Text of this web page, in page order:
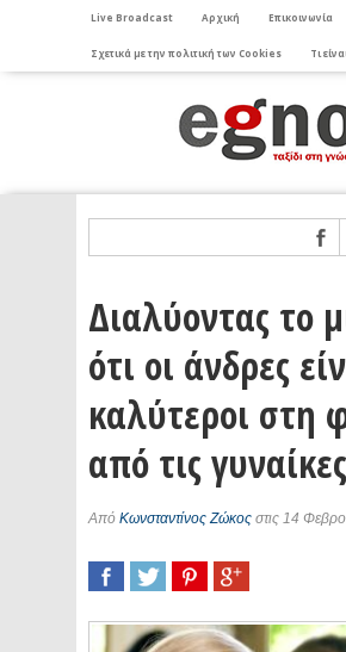
Live Broadcast Αρχική Επικοινωνία
Σχετικά με την πολιτική των Cookies Τι
Διαλύοντας το
ότι οι άνδρες
καλύτεροι στη
από τις γυναίκες
Από Κωνσταντίνος Ζώκος στις 14